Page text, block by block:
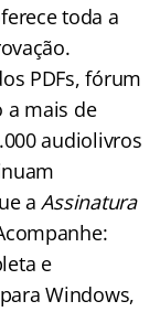
toda a
PDFs, fórum
a mais de
audiolivros
aAssinatura
e
Windows,